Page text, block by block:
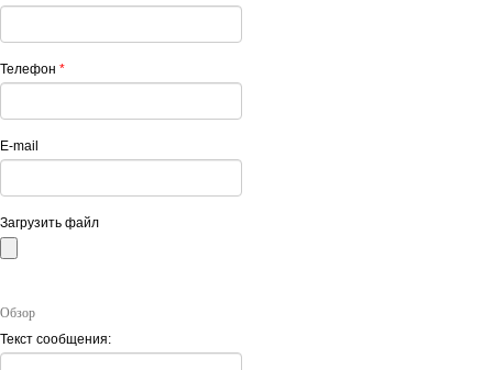
Телефон *
E-mail
Загрузить файл
Обзор
Текст сообщения: